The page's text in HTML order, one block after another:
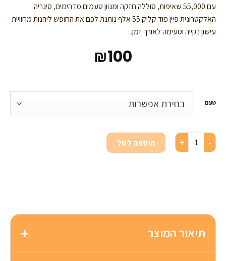
עם 55,000 שאיפות, סוללה חזקה ומגוון טעמים מדהימים, סיגריה
האלקטרונית פיין פוד קליק 55 אלף נותנת לכם את החופש ליהנות מחוויית
עישון נקייה וטעימה לאורך זמן.
₪100
טעם
הוספה לסל
תיאור המוצר